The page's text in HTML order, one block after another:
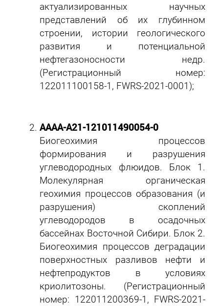
актуализированных научных
представлений об их глубинном
строении, истории геологического
развития и потенциальной
нефтегазоносности недр.
(Регистрационный номер:
122011100158-1, FWRS-2021-0001);
АААА-А21-121011490054-0
Биогеохимия процессов
формирования и разрушения
углеводородных флюидов. Блок 1.
Молекулярная органическая
геохимия процессов образования (и
разрушения) скоплений
углеводородов в осадочных
бассейнах Восточной Сибири. Блок 2.
Биогеохимия процессов деградации
поверхностных разливов нефти и
нефтепродуктов в условиях
криолитозоны. (Регистрационный
номер: 122011200369-1, FWRS-2021-